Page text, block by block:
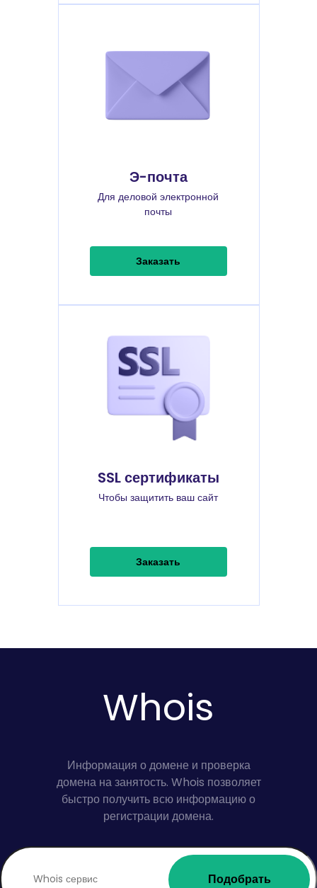
Э-почта
Для деловой электронной
почты
Заказать
SSL сертификаты
Чтобы защитить ваш сайт
Заказать
Whois
Информация о домене и проверка
домена на занятость. Whois позволяет
быстро получить всю информацию о
регистрации домена.
Подобрать